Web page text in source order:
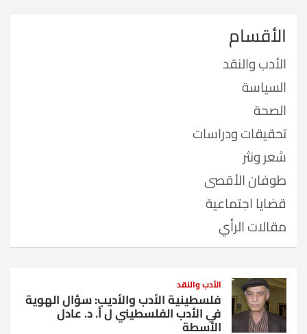
الأقسام
الأدب والنقد
السياسة
الصحة
تحقيقات ودراسات
شعر ونثر
طوفان الأقصى
قضايا اجتماعية
مقالات الرأي
الأدب والنقد
فلسطينية الأدب والأديب: سؤال الهوية
في الأدب الفلسطيني ل أ. د. عادل
الأسطة